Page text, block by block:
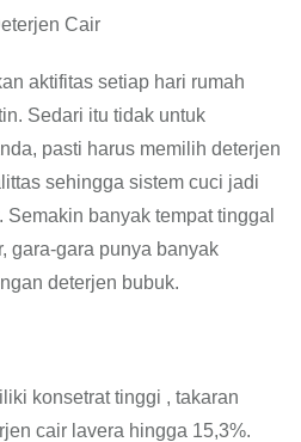
Cair
aktifitas setiap hari rumah
Sedari itu tidak untuk
pasti harus memilih deterjen
sehingga sistem cuci jadi
Semakin banyak tempat tinggal
gara-gara punya banyak
deterjen bubuk.
konsetrat tinggi , takaran
cair lavera hingga 15,3%.